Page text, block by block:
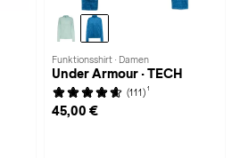
Funktionsshirt · Damen
Under Armour · TECH
(111) 1
45,00 €